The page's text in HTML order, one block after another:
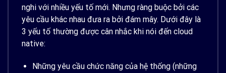
nghi với nhiều yếu tố mới. Nhưng ràng buộc bởi các
yêu cầu khác nhau đưa ra bởi đám mây. Dưới đây là
3 yếu tố thường được cân nhắc khi nói đến cloud
native:
Những yêu cầu chức năng của hệ thống (những